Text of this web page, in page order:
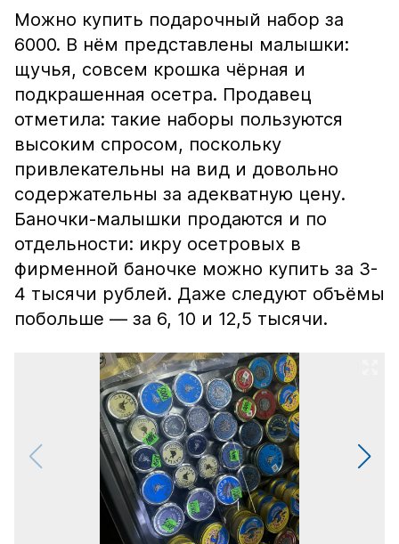
Можно купить подарочный набор за
6000. В нём представлены малышки:
щучья, совсем крошка чёрная и
подкрашенная осетра. Продавец
отметила: такие наборы пользуются
высоким спросом, поскольку
привлекательны на вид и довольно
содержательны за адекватную цену.
Баночки-малышки продаются и по
отдельности: икру осетровых в
фирменной баночке можно купить за 3-
4 тысячи рублей. Даже следуют объёмы
побольше — за 6, 10 и 12,5 тысячи.